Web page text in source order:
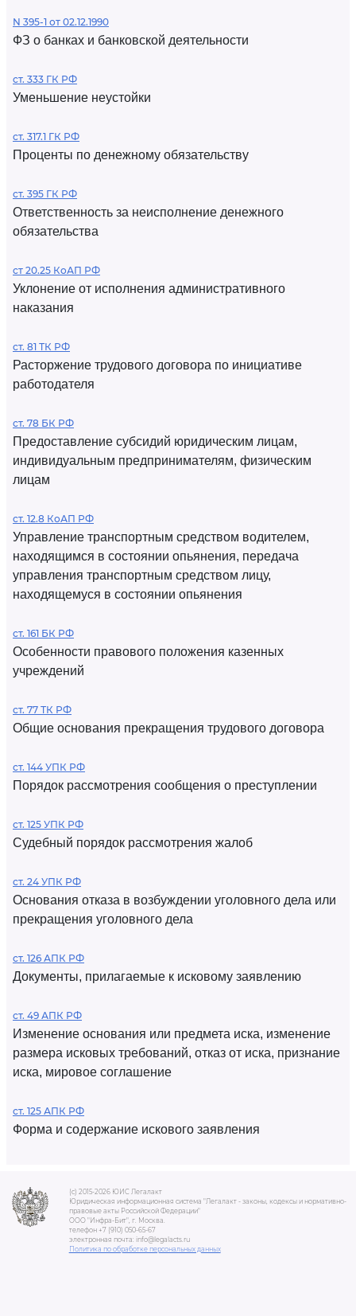
N 395-1 от 02.12.1990
ФЗ о банках и банковской деятельности
ст. 333 ГК РФ
Уменьшение неустойки
ст. 317.1 ГК РФ
Проценты по денежному обязательству
ст. 395 ГК РФ
Ответственность за неисполнение денежного
обязательства
ст 20.25 КоАП РФ
Уклонение от исполнения административного
наказания
ст. 81 ТК РФ
Расторжение трудового договора по инициативе
работодателя
ст. 78 БК РФ
Предоставление субсидий юридическим лицам,
индивидуальным предпринимателям, физическим
лицам
ст. 12.8 КоАП РФ
Управление транспортным средством водителем,
находящимся в состоянии опьянения, передача
управления транспортным средством лицу,
находящемуся в состоянии опьянения
ст. 161 БК РФ
Особенности правового положения казенных
учреждений
ст. 77 ТК РФ
Общие основания прекращения трудового договора
ст. 144 УПК РФ
Порядок рассмотрения сообщения о преступлении
ст. 125 УПК РФ
Судебный порядок рассмотрения жалоб
ст. 24 УПК РФ
Основания отказа в возбуждении уголовного дела или
прекращения уголовного дела
ст. 126 АПК РФ
Документы, прилагаемые к исковому заявлению
ст. 49 АПК РФ
Изменение основания или предмета иска, изменение
размера исковых требований, отказ от иска, признание
иска, мировое соглашение
ст. 125 АПК РФ
Форма и содержание искового заявления
(c) 2015-2026 ЮИС Легалакт
Юридическая информационная система "Легалакт - законы, кодексы и нормативно-
правовые акты Российской Федерации"
ООО "Инфра-Бит", г. Москва.
телефон +7 (910) 050-65-67
электронная почта: info@legalacts.ru
Политика по обработке персональных данных